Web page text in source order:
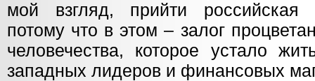
мой взгляд, прийти российская
потому что в этом – залог
человечества, которое устало
западных лидеров и финансовых